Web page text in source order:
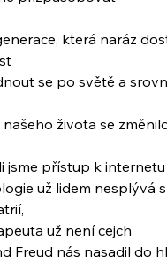
která naráz
se po světě a
našeho života se
jsme přístup k internetu
už lidem nesplývá s
už není cejch
Freud nás nasadil do